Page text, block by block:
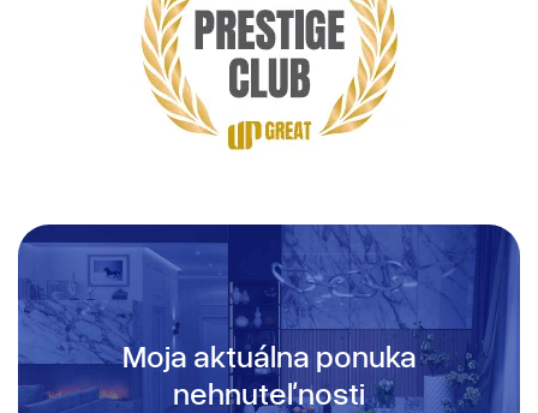
Moja aktuálna ponuka
nehnuteľnosti